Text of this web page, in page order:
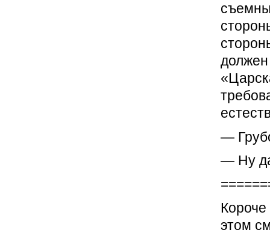
должен
—
— Ну
Короче
этом